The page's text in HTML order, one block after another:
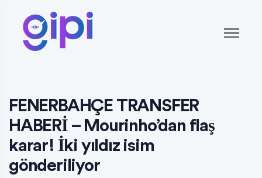
FENERBAHÇE TRANSFER
HABERİ – Mourinho’dan flaş
karar! İki yıldız isim
gönderiliyor